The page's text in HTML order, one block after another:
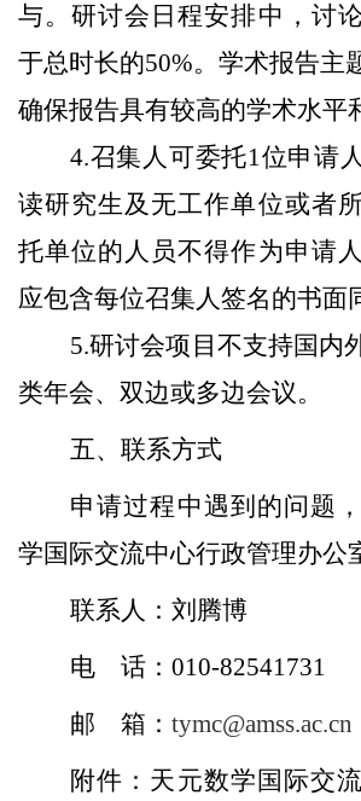
与。研讨会日程安排中，讨
于总时长的50%。学术报告主
确保报告具有较高的学术水平
4.召集人可委托1位申请
读研究生及无工作单位或者
托单位的人员不得作为申请
应包含每位召集人签名的书面
5.研讨会项目不支持国内
类年会、双边或多边会议。
五、联系方式
申请过程中遇到的问题
学国际交流中心行政管理办公
联系人：刘腾博
电 话：010-82541731
邮 箱： tymc@amss.ac.cn
附件：天元数学国际交